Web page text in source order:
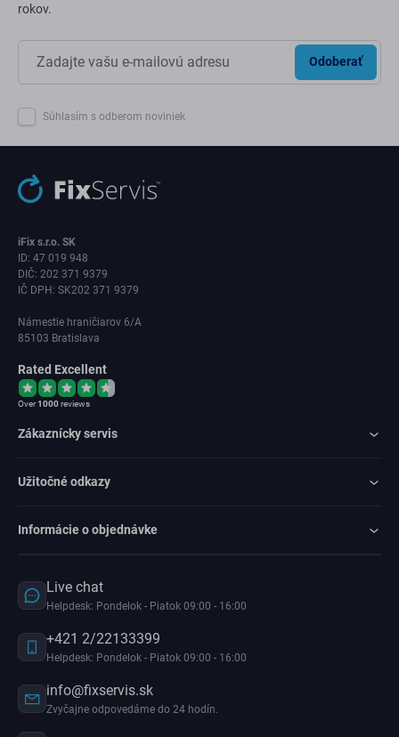
rokov.
Odoberať
Súhlasím s odberom noviniek
iFix s.r.o. SK
ID: 47 019 948
DIČ: 202 371 9379
IČ DPH: SK202 371 9379
Námestie hraničiarov 6/A
85103 Bratislava
Rated Excellent
Over1000reviews
Zákaznícky servis
Užitočné odkazy
Informácie o objednávke
Live chat
Helpdesk: Pondelok - Piatok 09:00 - 16:00
+421 2/22133399
Helpdesk: Pondelok - Piatok 09:00 - 16:00
info@fixservis.sk
Zvyčajne odpovedáme do 24 hodín.